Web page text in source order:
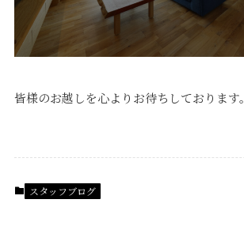
皆様のお越しを心よりお待ちしております。
スタッフブログ